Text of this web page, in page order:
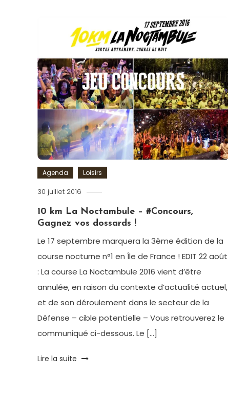
Agenda Loisirs
30 juillet 2016
Paris
10 km La Noctambule – #Concours,
Gagnez vos dossards !
Le 17 septembre marquera la 3ème édition de la
course nocturne n°1 en Île de France ! EDIT 22 août
: La course La Noctambule 2016 vient d’être
annulée, en raison du contexte d’actualité actuel,
et de son déroulement dans le secteur de la
Défense – cible potentielle – Vous retrouverez le
communiqué ci-dessous. Le […]
Tagged
Lire la suite